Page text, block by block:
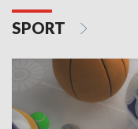
SPORT